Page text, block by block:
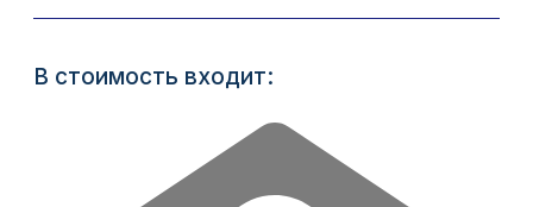
В стоимость входит: